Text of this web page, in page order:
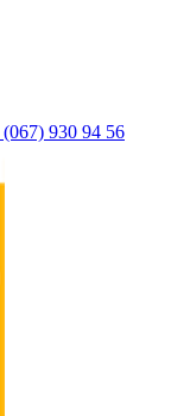
930 94 56